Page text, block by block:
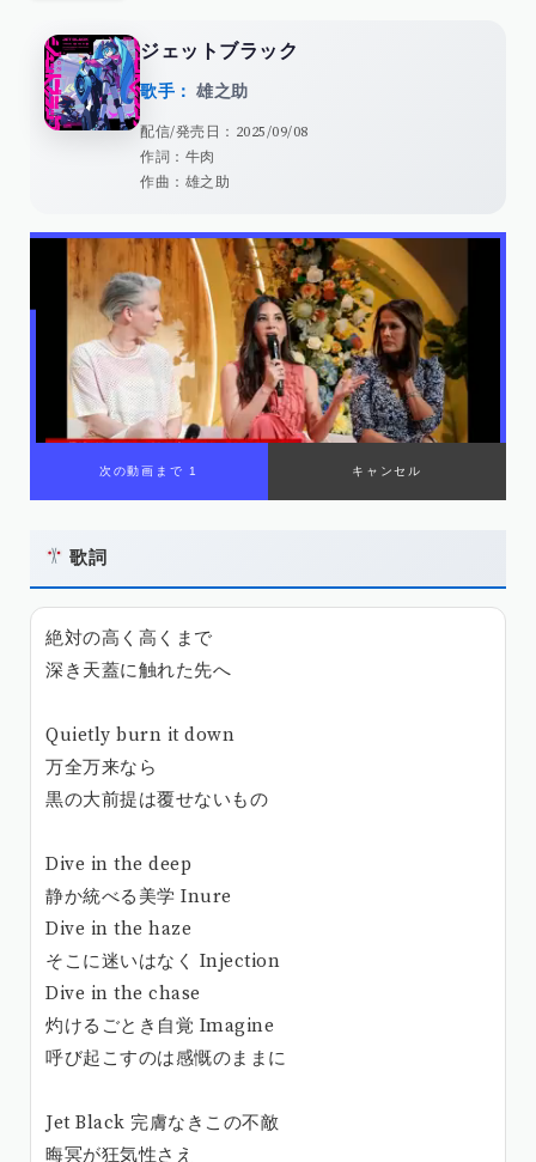
ジェットブラック
歌手： 雄之助
配信/発売日：2025/09/08
作詞：牛肉
作曲：雄之助
00:00/ 01:00
歌詞
絶対の高く高くまで
深き天蓋に触れた先へ
Quietly burn it down
万全万来なら
黒の大前提は覆せないもの
Dive in the deep
静か統べる美学 Inure
Dive in the haze
そこに迷いはなく Injection
Dive in the chase
灼けるごとき自覚 Imagine
呼び起こすのは感慨のままに
Jet Black 完膚なきこの不敵
晦冥が狂気性さえ